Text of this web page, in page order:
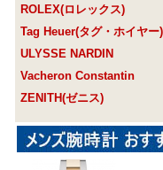
ROLEX(ロレックス)
Tag Heuer(タグ・ホイヤー)
ULYSSE NARDIN
Vacheron Constantin
ZENITH(ゼニス)